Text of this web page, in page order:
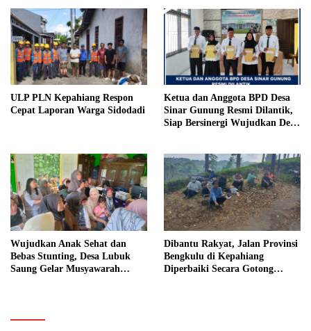
Penjara
ULP PLN Kepahiang Respon
Cepat Laporan Warga Sidodadi
Ketua dan Anggota BPD Desa
Sinar Gunung Resmi Dilantik,
Siap Bersinergi Wujudkan Desa
Wujudkan Anak Sehat dan
Bebas Stunting, Desa Lubuk
Saung Gelar Musyawarah
Dibantu Rakyat, Jalan Provinsi
Bengkulu di Kepahiang
Diperbaiki Secara Gotong